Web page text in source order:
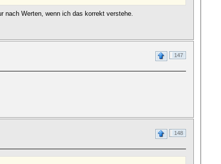
nach Werten, wenn ich das korrekt verstehe.
147
148